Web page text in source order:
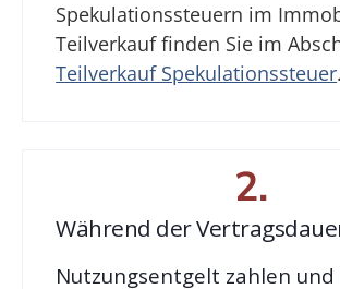
Spekulationssteuern im
Teilverkauf finden Sie im
Teilverkauf Spekulationssteuer.
2.
Während der
Nutzungsentgelt zahlen und